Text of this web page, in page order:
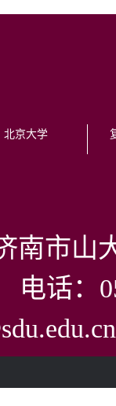
北京大学
南市山
电话：